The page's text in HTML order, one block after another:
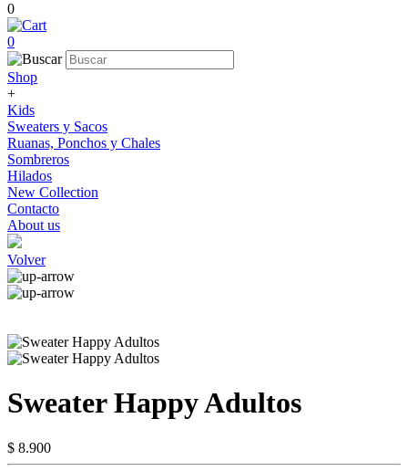
0
0
Shop
+
Kids
Sweaters y Sacos
Ruanas, Ponchos y Chales
Sombreros
Hilados
New Collection
Contacto
About us
Volver
Sweater Happy Adultos
$ 8.900